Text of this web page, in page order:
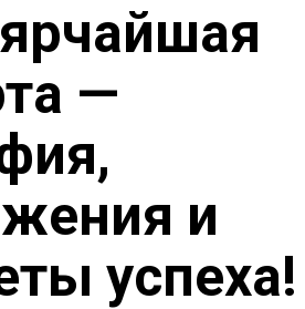
—
и
успеха!